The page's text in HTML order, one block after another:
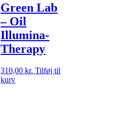
Green Lab
– Oil
Illumina-
Therapy
310,00kr. Tilføj til
kurv